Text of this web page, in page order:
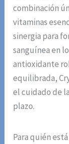
combinación
vitaminas
sinergia para
sanguínea en
antioxidante
equilibrada,
el cuidado de
plazo.
Para quién